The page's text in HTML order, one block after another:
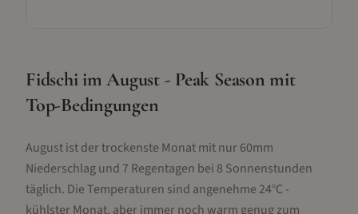
Fidschi im August - Peak Season mit
Top-Bedingungen
August ist der trockenste Monat mit nur 60mm
Niederschlag und 7 Regentagen bei 8 Sonnenstunden
täglich. Die Temperaturen sind angenehme 24°C -
kühlster Monat, aber immer noch warm genug zum